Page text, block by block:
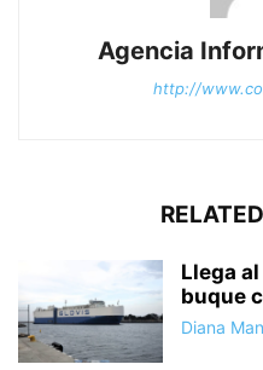
Agencia
http://
Llega
buque
Diana